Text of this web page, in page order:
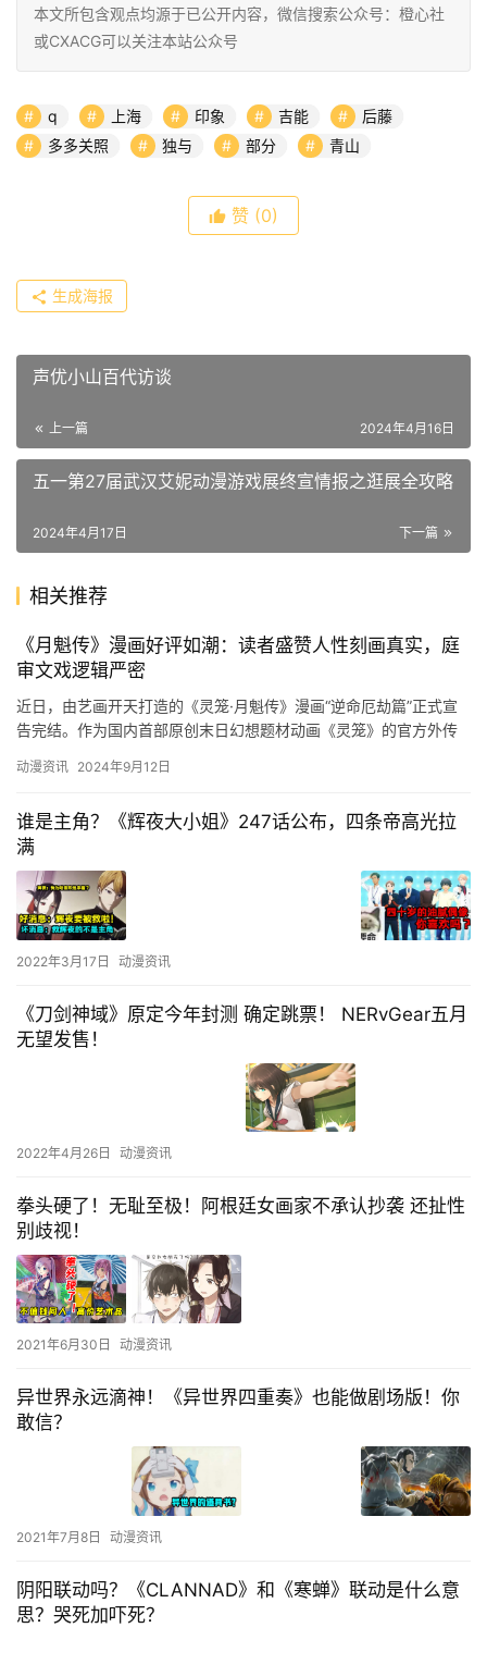
本文所包含观点均源于已公开内容，微信搜索公众号：橙心社
或CXACG可以关注本站公众号
q 上海 印象 吉能
后藤
多多关照
独与 部分 青山
赞 (0)
生成海报
声优小山百代访谈
上一篇 2024年4月16日
五一第27届武汉艾妮动漫游戏展终宣情报之逛展全攻略
下一篇
2024年4月17日
相关推荐
《月魁传》漫画好评如潮：读者盛赞人性刻画真实，庭
审文戏逻辑严密
近日，由艺画开天打造的《灵笼·月魁传》漫画“逆命厄劫篇”正式宣
告完结。作为国内首部原创末日幻想题材动画《灵笼》的官方外传
脑…
动漫资讯 2024年9月12日
谁是主角？《辉夜大小姐》247话公布，四条帝高光拉
满
2022年3月17日 动漫资讯
《刀剑神域》原定今年封测 确定跳票！ NERvGear五月
无望发售！
2022年4月26日 动漫资讯
拳头硬了！无耻至极！阿根廷女画家不承认抄袭 还扯性
别歧视！
2021年6月30日 动漫资讯
异世界永远滴神！《异世界四重奏》也能做剧场版！你
敢信？
2021年7月8日 动漫资讯
阴阳联动吗？《CLANNAD》和《寒蝉》联动是什么意
思？哭死加吓死？